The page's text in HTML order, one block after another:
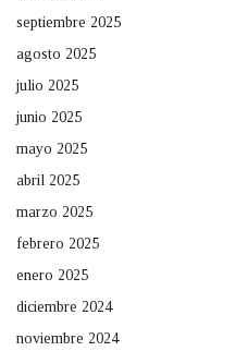
septiembre 2025
agosto 2025
julio 2025
junio 2025
mayo 2025
abril 2025
marzo 2025
febrero 2025
enero 2025
diciembre 2024
noviembre 2024